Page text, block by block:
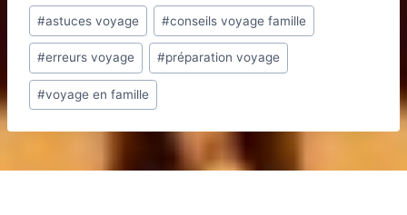
Étiquettes
de
la
publication :
#astuces voyage #conseils voyage famille
#erreurs voyage #préparation voyage
#voyage en famille